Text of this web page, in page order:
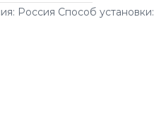
Россия Способ установки: